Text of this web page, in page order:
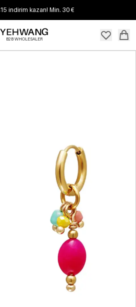
indirim kazan! Min. 30 €
B2B WHOLESALER